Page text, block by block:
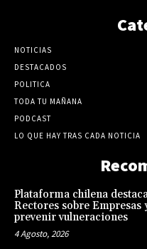
NOTICIAS
DESTACADOS
POLITICA
TODA TU MAÑANA
PODCAST
LO QUE HAY TRAS CADA NOTICIA
Plataforma chilena
Rectores sobre Empresas
prevenir vulneraciones
4 Agosto, 2026